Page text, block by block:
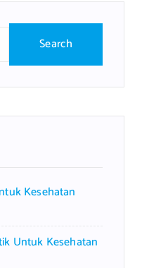
Kesehatan
Untuk Kesehatan